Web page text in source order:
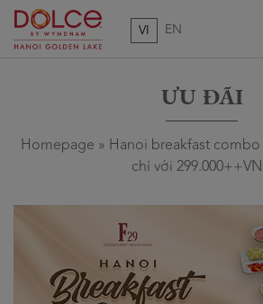
VI EN
ƯU ĐÃI
Homepage » Hanoi breakfast combo
chỉ với